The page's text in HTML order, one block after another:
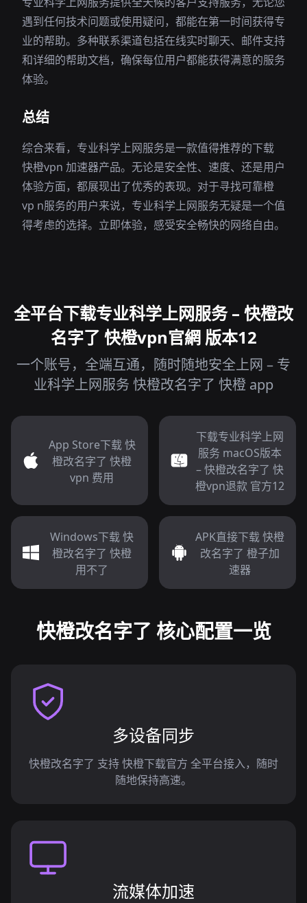
遇到任何技术问题或使用疑问，都能在第一时间获得专
业的帮助。多种联系渠道包括在线实时聊天、邮件支持
和详细的帮助文档，确保每位用户都能获得满意的服务
体验。
总结
综合来看，专业科学上网服务是一款值得推荐的下载
快橙vpn 加速器产品。无论是安全性、速度、还是用户
体验方面，都展现出了优秀的表现。对于寻找可靠橙
vp n服务的用户来说，专业科学上网服务无疑是一个值
得考虑的选择。立即体验，感受安全畅快的网络自由。
全平台下载专业科学上网服务 – 快橙改
名字了 快橙vpn官網 版本12
一个账号，全端互通，随时随地安全上网 – 专
业科学上网服务 快橙改名字了 快橙 app
App Store下载 快
橙改名字了 快橙
vpn 费用
下载专业科学上网
服务 macOS版本
– 快橙改名字了 快
橙vpn退款 官方12
Windows下载 快
橙改名字了 快橙
用不了
APK直接下载 快橙
改名字了 橙子加
速器
快橙改名字了 核心配置一览
多设备同步
快橙改名字了 支持 快橙下载官方 全平台接入，随时
随地保持高速。
流媒体加速